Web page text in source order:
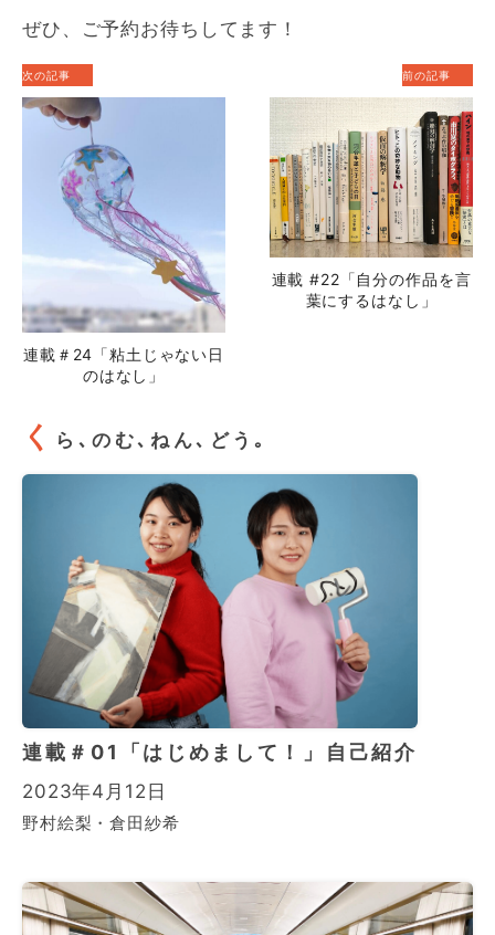
ぜひ、ご予約お待ちしてます！
次の記事
連載＃24「粘土じゃない日
のはなし」
前の記事
連載 #22「自分の作品を言
葉にするはなし」
く ら､のむ､ねん､どう｡
連載＃01「はじめまして！」自己紹介
2023年4月12日
野村絵梨・倉田紗希